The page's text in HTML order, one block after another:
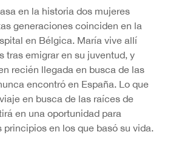
en la historia dos mujeres
generaciones coinciden en la
en Bélgica. María vive allí
tras emigrar en su juventud, y
recién llegada en busca de las
encontró en España. Lo que
en busca de las raíces de
en una oportunidad para
en los que basó su vida.